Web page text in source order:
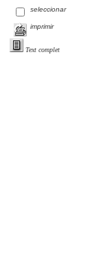
seleccionar
imprimir
Text complet